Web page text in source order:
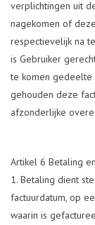
verplichtingen uit
nagekomen of
respectievelijk na
is Gebruiker
te komen gedeelte
gehouden deze
afzonderlijke
Artikel 6 Betaling
Betaling dient
factuurdatum, op
waarin is